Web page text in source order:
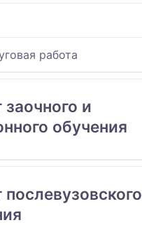
работа
заочного и
обучения
послевузовского